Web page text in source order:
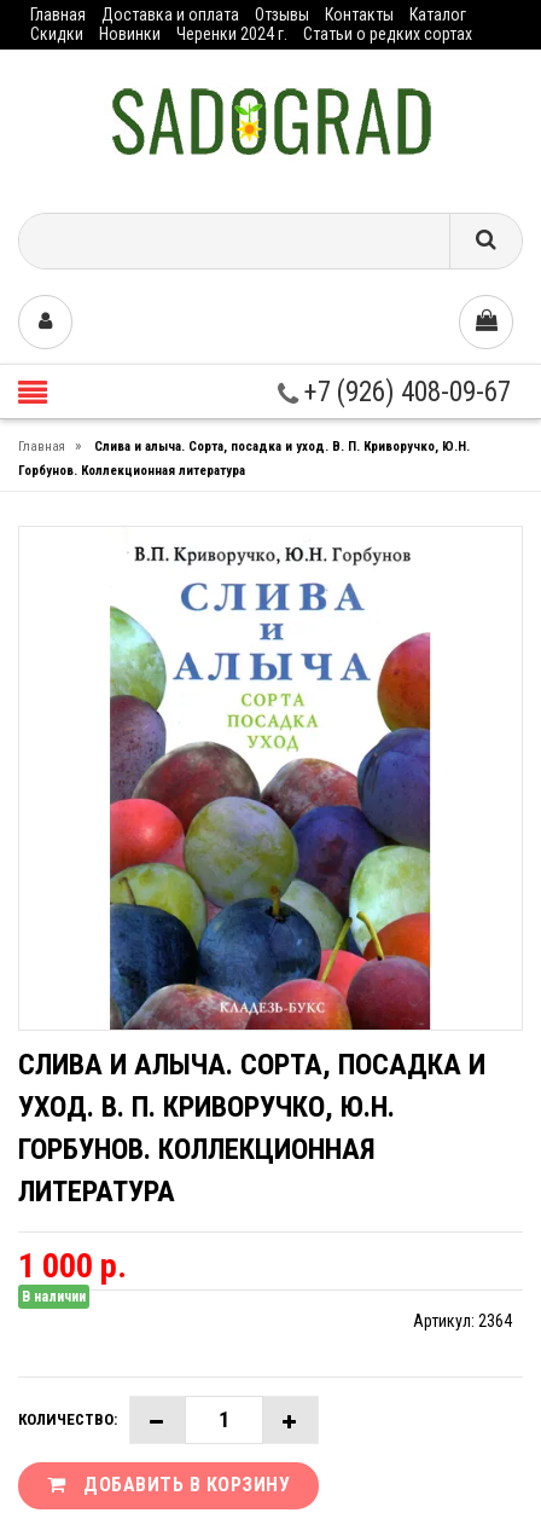
Главная Доставка и оплата Отзывы Контакты
Каталог
Скидки
Новинки Черенки 2024 г. Статьи о редких сортах
+7 (926) 408-09-67
Главная »
Слива и алыча. Сорта, посадка и уход. В. П. Криворучко, Ю.Н.
Горбунов. Коллекционная литература
СЛИВА И АЛЫЧА. СОРТА, ПОСАДКА И
УХОД. В. П. КРИВОРУЧКО, Ю.Н.
ГОРБУНОВ. КОЛЛЕКЦИОННАЯ
ЛИТЕРАТУРА
1 000 р.
В наличии
Артикул: 2364
КОЛИЧЕСТВО:
ДОБАВИТЬ В КОРЗИНУ